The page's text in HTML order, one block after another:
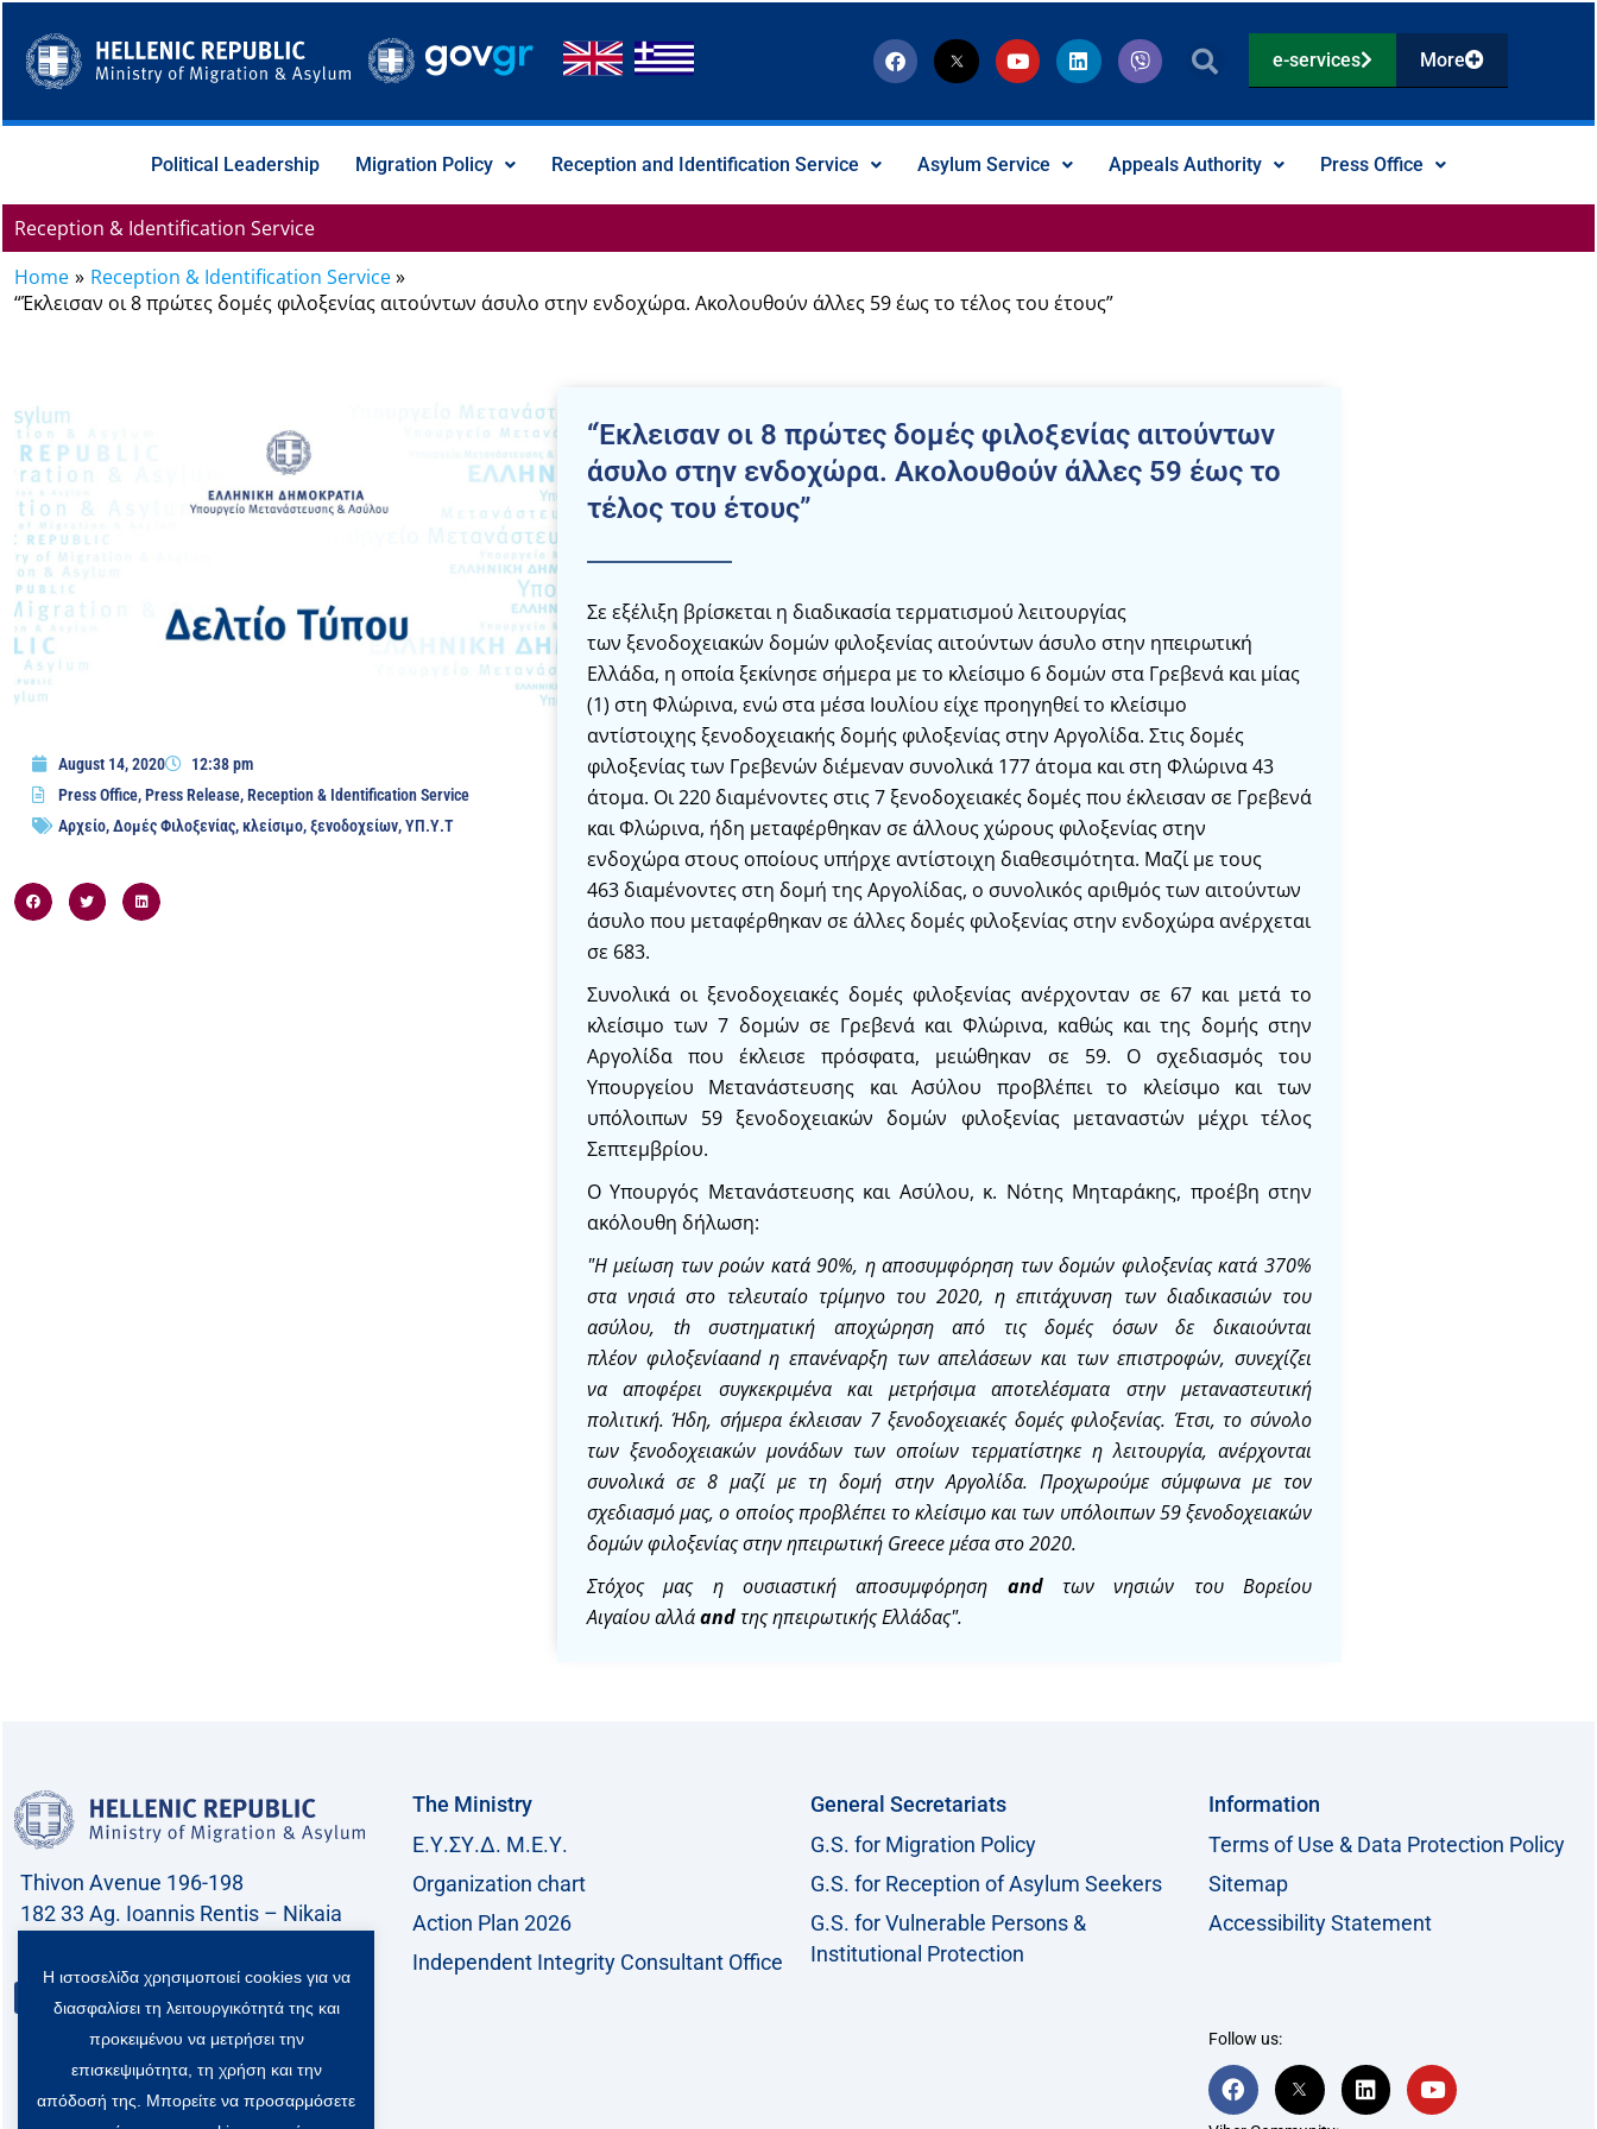
content
F
a
c
b
T
w
i
t
r
x
s
n
Y
o
u
u
e
L
i
n
e
V
i
b
r
e-services More
Political Leadership Migration Policy Reception and Identification Service Asylum Service Appeals Authority Press Office
Reception & Identification Service
Home
Reception & Identification Service
“Έκλεισαν οι 8 πρώτες δομές φιλοξενίας αιτούντων άσυλο στην ενδοχώρα. Ακολουθούν άλλες 59 έως το τέλος του έτους”
August 14, 2020
12:38 pm
Press Office,Press Release,Reception & Identification Service
Αρχείο,Δομές Φιλοξενίας,κλείσιμο,ξενοδοχείων,ΥΠ.Υ.Τ
“Έκλεισαν οι 8 πρώτες δομές φιλοξενίας αιτούντων
άσυλο στην ενδοχώρα. Ακολουθούν άλλες 59 έως το
τέλος του έτους”
Σε εξέλιξη βρίσκεται η διαδικασία τερματισμού λειτουργίας
των ξενοδοχειακών δομών φιλοξενίας αιτούντων άσυλο στην ηπειρωτική
Ελλάδα, η οποία ξεκίνησε σήμερα με το κλείσιμο 6 δομών στα Γρεβενά και μίας
(1) στη Φλώρινα, ενώ στα μέσα Ιουλίου είχε προηγηθεί το κλείσιμο
αντίστοιχης ξενοδοχειακής δομής φιλοξενίας στην Αργολίδα. Στις δομές
φιλοξενίας των Γρεβενών διέμεναν συνολικά 177 άτομα και στη Φλώρινα 43
άτομα. Οι 220 διαμένοντες στις 7 ξενοδοχειακές δομές που έκλεισαν σε Γρεβενά
και Φλώρινα, ήδη μεταφέρθηκαν σε άλλους χώρους φιλοξενίας στην
ενδοχώρα στους οποίους υπήρχε αντίστοιχη διαθεσιμότητα. Μαζί με τους
463 διαμένοντες στη δομή της Αργολίδας, ο συνολικός αριθμός των αιτούντων
άσυλο που μεταφέρθηκαν σε άλλες δομές φιλοξενίας στην ενδοχώρα ανέρχεται
σε 683.
Συνολικά οι ξενοδοχειακές δομές φιλοξενίας ανέρχονταν σε 67 και μετά το
κλείσιμο των 7 δομών σε Γρεβενά και Φλώρινα, καθώς και της δομής στην
Αργολίδα που έκλεισε πρόσφατα, μειώθηκαν σε 59. Ο σχεδιασμός του
Υπουργείου Μετανάστευσης και Ασύλου προβλέπει το κλείσιμο και των
υπόλοιπων 59 ξενοδοχειακών δομών φιλοξενίας μεταναστών μέχρι τέλος
Σεπτεμβρίου.
Ο Υπουργός Μετανάστευσης και Ασύλου, κ. Νότης Μηταράκης, προέβη στην
ακόλουθη δήλωση:
"Η μείωση των ροών κατά 90%, η αποσυμφόρηση των δομών φιλοξενίας κατά 370%
στανησιάστο τελευταίο τρίμηνο του 2020,η επιτάχυνση των διαδικασιών του
ασύλου, thσυστηματική αποχώρηση από τις δομές όσωνδε δικαιούνται
πλέον φιλοξενίαandη επανέναρξη των απελάσεων και των επιστροφών, συνεχίζει
νααποφέρει συγκεκριμένα και μετρήσιμα αποτελέσματα στην μεταναστευτική
πολιτική. Ήδη, σήμεραέκλεισαν 7ξενοδοχειακέςδομές φιλοξενίας. Έτσι, το σύνολο
των ξενοδοχειακών μονάδωντων οποίων τερματίστηκε η λειτουργία, ανέρχονται
συνολικά σε 8 μαζί με τη δομή στηνΑργολίδα. Προχωρούμε σύμφωνα με τον
σχεδιασμό μας, ο οποίοςπροβλέπει το κλείσιμο και των υπόλοιπων59ξενοδοχειακών
δομών φιλοξενίας στηνηπειρωτική Greeceμέσα στο 2020.
Στόχος μας η ουσιαστικήαποσυμφόρηση and των νησιών τουΒορείου
Αιγαίουαλλάandτης ηπειρωτικήςΕλλάδας".
Thivon Avenue 196-198
182 33 Ag. Ioannis Rentis – Nikaia
Contact
The Ministry
Ε.Υ.ΣΥ.Δ. Μ.Ε.Υ.
Organization chart
Action Plan 2026
Independent Integrity Consultant Office
General Secretariats
G.S. for Migration Policy
G.S. for Reception of Asylum Seekers
G.S. for Vulnerable Persons &
Institutional Protection
Information
Terms of Use & Data Protection Policy
Sitemap
Accessibility Statement
Follow us:
F
a
c
T
w
i
L
i
n
Y
o
u
Η ιστοσελίδα χρησιμοποιεί cookies για να
διασφαλίσει τη λειτουργικότητά της και
προκειμένου να μετρήσει την
επισκεψιμότητα, τη χρήση και την
απόδοσή της. Μπορείτε να προσαρμόσετε